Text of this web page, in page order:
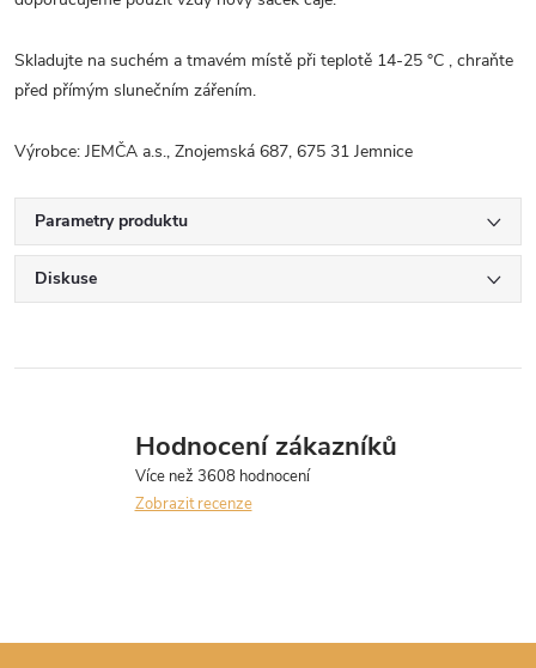
Skladujte na suchém a tmavém místě při teplotě 14-25 °C , chraňte
před přímým slunečním zářením.
Výrobce: JEMČA a.s., Znojemská 687, 675 31 Jemnice
Parametry produktu
Diskuse
Hodnocení zákazníků
Zobrazit recenze